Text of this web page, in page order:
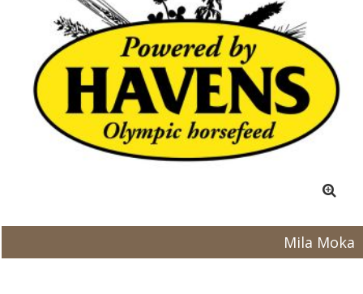
Mila Moka